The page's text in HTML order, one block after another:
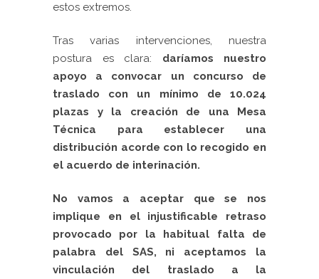
estos extremos.
Tras varias intervenciones, nuestra
postura es clara: daríamos nuestro
apoyo a convocar un concurso de
traslado con un mínimo de 10.024
plazas y la creación de una Mesa
Técnica para establecer una
distribución acorde con lo recogido en
el acuerdo de interinación.
No vamos a aceptar que se nos
implique en el injustificable retraso
provocado por la habitual falta de
palabra del SAS, ni aceptamos la
vinculación del traslado a la